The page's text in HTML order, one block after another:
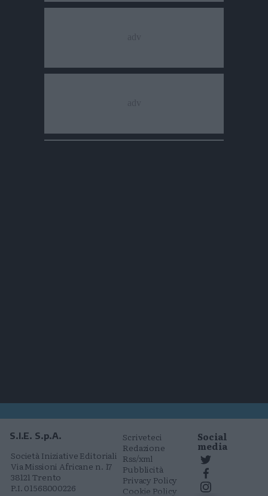
S.I.E. S.p.A.
Società Iniziative Editoriali
Via Missioni Africane n. 17
38121 Trento
P.I. 01568000226
Scriveteci
Redazione
Rss/xml
Pubblicità
Privacy Policy
Cookie Policy
Social
media